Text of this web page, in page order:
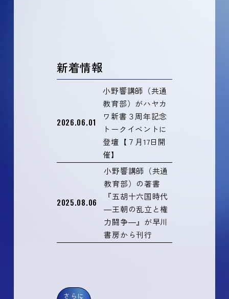
新着情報
2026.06.01
小野響講師（共通
教育部）がハヤカ
ワ新書３周年記念
トークイベントに
登壇【７月17日開
催】
2025.08.06
小野響講師（共通
教育部）の著書
『五胡十六国時代
―王朝の乱立と権
力闘争―』が早川
書房から刊行
さらに